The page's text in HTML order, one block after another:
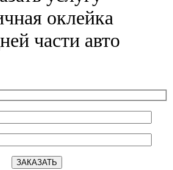
оклейка
части авто